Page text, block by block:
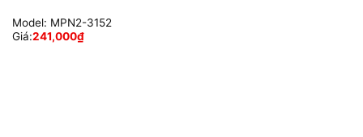
Model: MPN2-3152
Giá:241,000₫